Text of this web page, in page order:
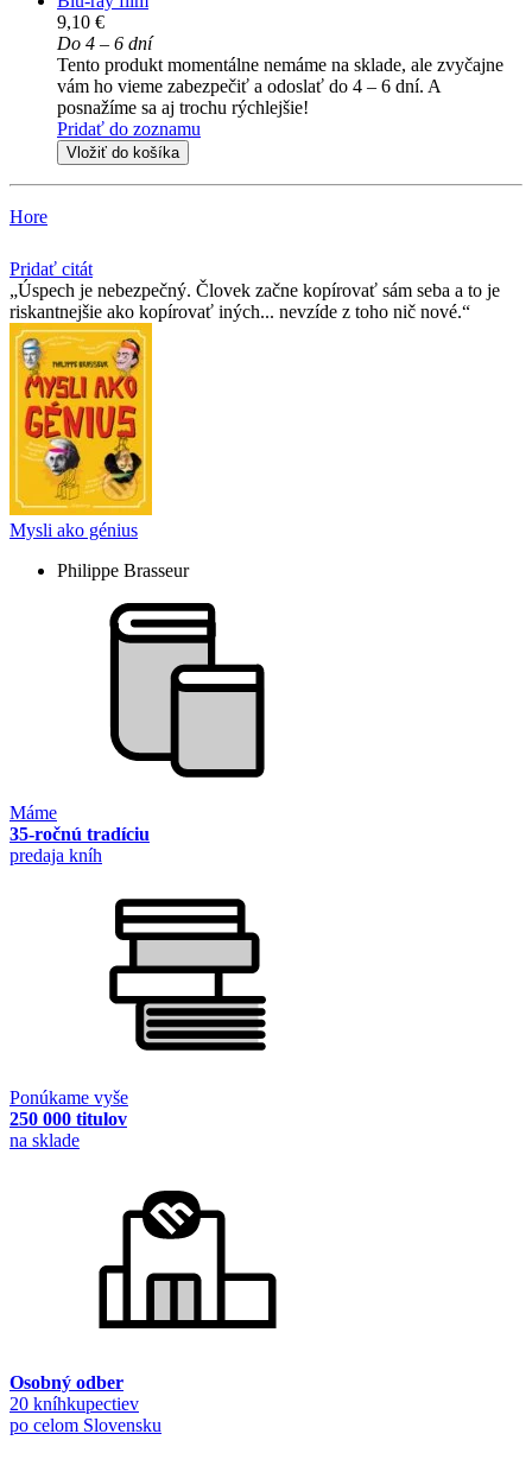
9,10 €
Do 4 – 6 dní
Tento produkt momentálne nemáme na sklade, ale zvyčajne
vám ho vieme zabezpečiť a odoslať do 4 – 6 dní. A
posnažíme sa aj trochu rýchlejšie!
Pridať do zoznamu
Vložiť do košíka
Hore
Pridať citát
Úspech je nebezpečný. Človek začne kopírovať sám seba a to je
riskantnejšie ako kopírovať iných... nevzíde z toho nič nové.
Mysli ako génius
Philippe Brasseur
Máme
35-ročnú tradíciu
predaja kníh
Ponúkame vyše
250 000 titulov
na sklade
Osobný odber
20 kníhkupectiev
po celom Slovensku